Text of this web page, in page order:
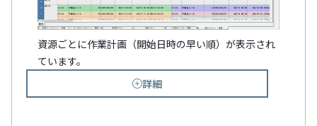
資源ごとに作業計画（開始日時の早い順）が表示され
ています。
詳細